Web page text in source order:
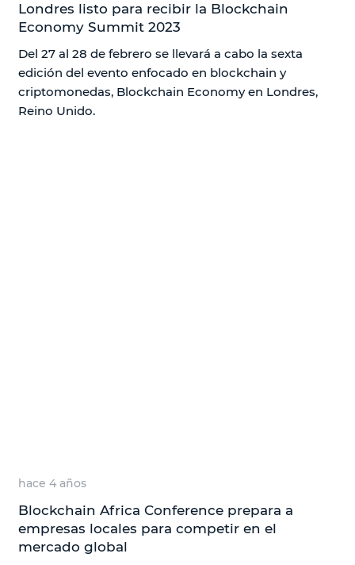
Londres listo para recibir la Blockchain
Economy Summit 2023
Del 27 al 28 de febrero se llevará a cabo la sexta
edición del evento enfocado en blockchain y
criptomonedas, Blockchain Economy en Londres,
Reino Unido.
hace 4 años
Blockchain Africa Conference prepara a
empresas locales para competir en el
mercado global